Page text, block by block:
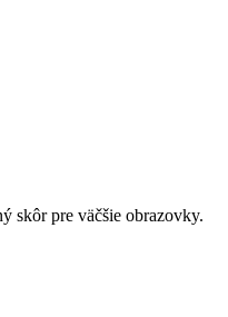
skôr pre väčšie obrazovky.